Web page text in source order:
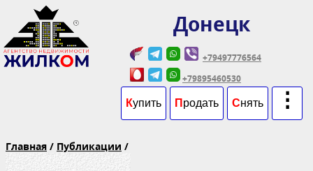
Донецк
+79497776564
+79895460530
Купить П родать Снять ⋮
Главная / Публикации /